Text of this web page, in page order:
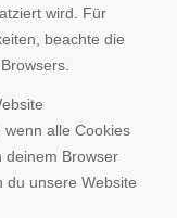
wird. Für
beachte die
alle Cookies
deinem Browser
du unsere Website